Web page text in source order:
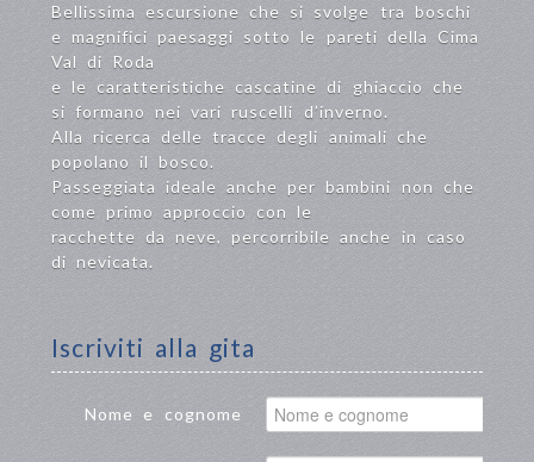
Bellissima escursione che si svolge tra boschi
e magnifici paesaggi sotto le pareti della Cima
Val di Roda
e le caratteristiche cascatine di ghiaccio che
si formano nei vari ruscelli d’inverno.
Alla ricerca delle tracce degli animali che
popolano il bosco.
Passeggiata ideale anche per bambini non che
come primo approccio con le
racchette da neve, percorribile anche in caso
di nevicata.
Iscriviti alla gita
Nome e cognome